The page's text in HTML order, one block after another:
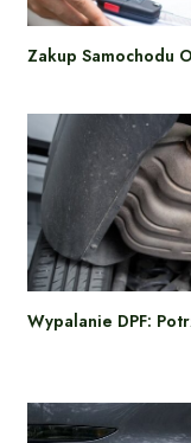
Zakup Samochodu
Wypalanie DPF: